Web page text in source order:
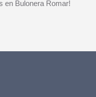
en Bulonera Romar!